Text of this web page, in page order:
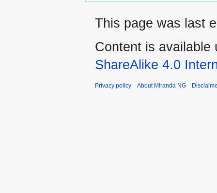
This page was last
Content is available
ShareAlike 4.0
Privacy policy About Miranda NG